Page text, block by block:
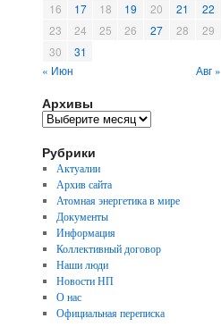
« Июн Авг »
16
17 18 19 20 21
22
23
24 25 26 27 28
29
30
31
Архивы
Рубрики
Актуалии
Архив сайта
Атомная энергетика в мире
Документы
Информация
Коллективный договор
Наши люди
Новости НП
О нас
Официальная переписка